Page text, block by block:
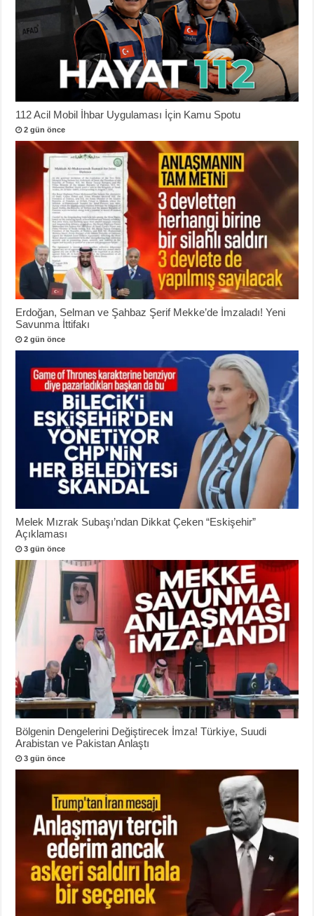
112 Acil Mobil İhbar Uygulaması İçin Kamu Spotu
2 gün önce
Erdoğan, Selman ve Şahbaz Şerif Mekke’de İmzaladı! Yeni
Savunma İttifakı
2 gün önce
Melek Mızrak Subaşı’ndan Dikkat Çeken “Eskişehir”
Açıklaması
3 gün önce
Bölgenin Dengelerini Değiştirecek İmza! Türkiye, Suudi
Arabistan ve Pakistan Anlaştı
3 gün önce